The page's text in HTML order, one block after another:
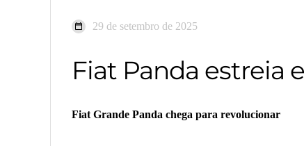
29 de setembro de 2025
Fiat Panda estreia
Fiat Grande Panda chega para revolucionar